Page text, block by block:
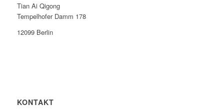
Tian Ai Qigong
Tempelhofer Damm 178
12099 Berlin
KONTAKT